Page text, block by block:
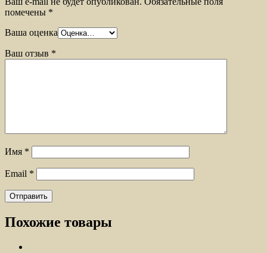
помечены *
Ваша оценка
Ваш отзыв *
Имя *
Email *
Похожие товары